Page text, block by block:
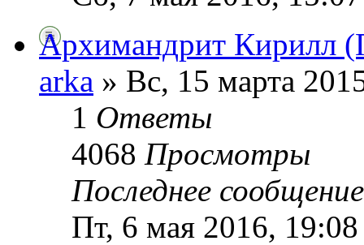
Архимандрит Кирилл
arka » Вс, 15 марта
1 Ответы
4068 Просмотры
Последнее
Пт, 6 мая 2016, 19:08